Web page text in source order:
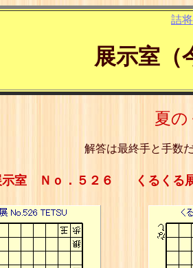
詰
展示室（
夏の
解答は最終手と手数
示室 Ｎｏ．５２６ くるくる